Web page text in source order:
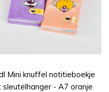
Mini knuffel notitieboekje
sleutelhanger - A7 oranje